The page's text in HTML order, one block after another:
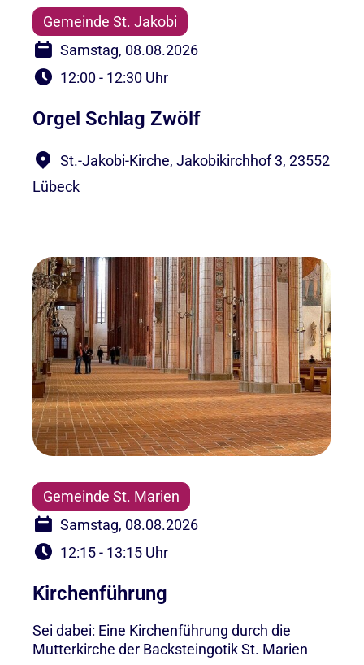
Gemeinde St. Jakobi
Samstag, 08.08.2026
12:00 - 12:30 Uhr
Orgel Schlag Zwölf
St.-Jakobi-Kirche, Jakobikirchhof 3, 23552
Lübeck
Gemeinde St. Marien
Samstag, 08.08.2026
12:15 - 13:15 Uhr
Kirchenführung
Sei dabei: Eine Kirchenführung durch die
Mutterkirche der Backsteingotik St. Marien